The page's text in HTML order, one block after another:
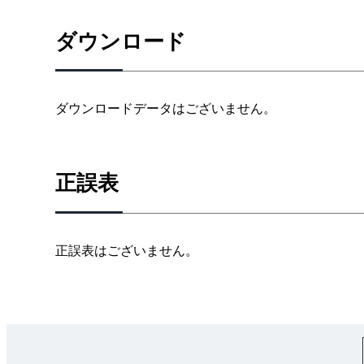
1・7 CAEを駆使した設計
2・1 重み付き残差法
2・3 有限要素法
1. 1要素の場合
3. 有限要素法の手順
ダウンロード
ダウンロードデータはございません。
正誤表
正誤表はございません。